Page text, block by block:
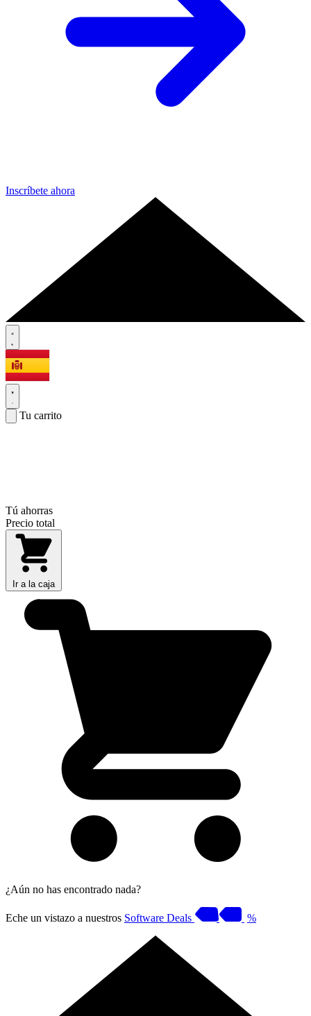
Inscríbete ahora
Tu carrito
Tú ahorras
Precio total
Ir a la caja
¿Aún no has encontrado nada?
Eche un vistazo a nuestros Software Deals %